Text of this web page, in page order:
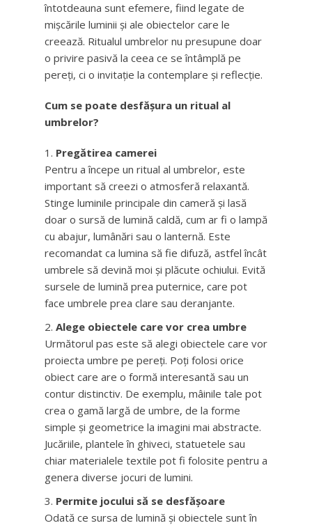
întotdeauna sunt efemere, fiind legate de
mișcările luminii și ale obiectelor care le
creează. Ritualul umbrelor nu presupune doar
o privire pasivă la ceea ce se întâmplă pe
pereți, ci o invitație la contemplare și reflecție.
Cum se poate desfășura un ritual al
umbrelor?
Pregătirea camerei
Pentru a începe un ritual al umbrelor, este
important să creezi o atmosferă relaxantă.
Stinge luminile principale din cameră și lasă
doar o sursă de lumină caldă, cum ar fi o lampă
cu abajur, lumânări sau o lanternă. Este
recomandat ca lumina să fie difuză, astfel încât
umbrele să devină moi și plăcute ochiului. Evită
sursele de lumină prea puternice, care pot
face umbrele prea clare sau deranjante.
Alege obiectele care vor crea umbre
Următorul pas este să alegi obiectele care vor
proiecta umbre pe pereți. Poți folosi orice
obiect care are o formă interesantă sau un
contur distinctiv. De exemplu, mâinile tale pot
crea o gamă largă de umbre, de la forme
simple și geometrice la imagini mai abstracte.
Jucăriile, plantele în ghiveci, statuetele sau
chiar materialele textile pot fi folosite pentru a
genera diverse jocuri de lumini.
Permite jocului să se desfășoare
Odată ce sursa de lumină și obiectele sunt în